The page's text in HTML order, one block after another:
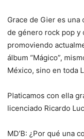
Grace de Gier es
de género rock pop y
promoviendo
álbum “Mágico”,
México, sino en toda
Platicamos con ella
licenciado Ricardo
MD’B: ¿Por qué una